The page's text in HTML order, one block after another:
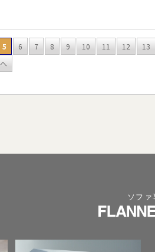
5 6 7 8 9 10 11 12 13
ソファ